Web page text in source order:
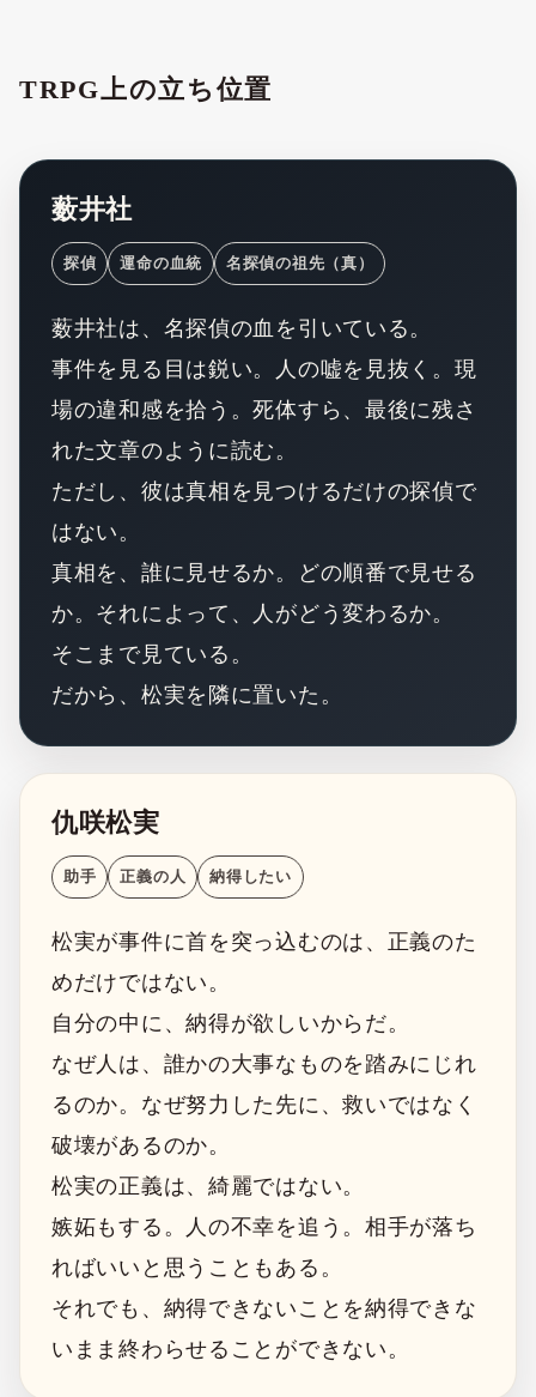
TRPG上の立ち位置
薮井社
探偵 運命の血統 名探偵の祖先（真）
薮井社は、名探偵の血を引いている。
事件を見る目は鋭い。人の嘘を見抜く。現
場の違和感を拾う。死体すら、最後に残さ
れた文章のように読む。
ただし、彼は真相を見つけるだけの探偵で
はない。
真相を、誰に見せるか。どの順番で見せる
か。それによって、人がどう変わるか。
そこまで見ている。
だから、松実を隣に置いた。
仇咲松実
助手 正義の人 納得したい
松実が事件に首を突っ込むのは、正義のた
めだけではない。
自分の中に、納得が欲しいからだ。
なぜ人は、誰かの大事なものを踏みにじれ
るのか。なぜ努力した先に、救いではなく
破壊があるのか。
松実の正義は、綺麗ではない。
嫉妬もする。人の不幸を追う。相手が落ち
ればいいと思うこともある。
それでも、納得できないことを納得できな
いまま終わらせることができない。